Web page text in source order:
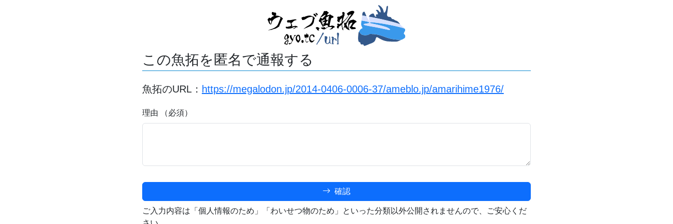
この魚拓を匿名で通報する
魚拓のURL： https://megalodon.jp/2014-0406-0006-37/ameblo.jp/amarihime1976/
理由 （必須）
確認
ご入力内容は「個人情報のため」「わいせつ物のため」といった分類以外公開されませんので、ご安心くだ